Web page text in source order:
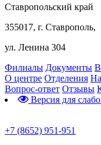
Ставропольский край
355017, г. Ставрополь,
ул. Ленина 304
Филиалы Документы
О центре Отделения
Вопрос-ответ Отзывы
Версия для
+7 (8652) 951-951